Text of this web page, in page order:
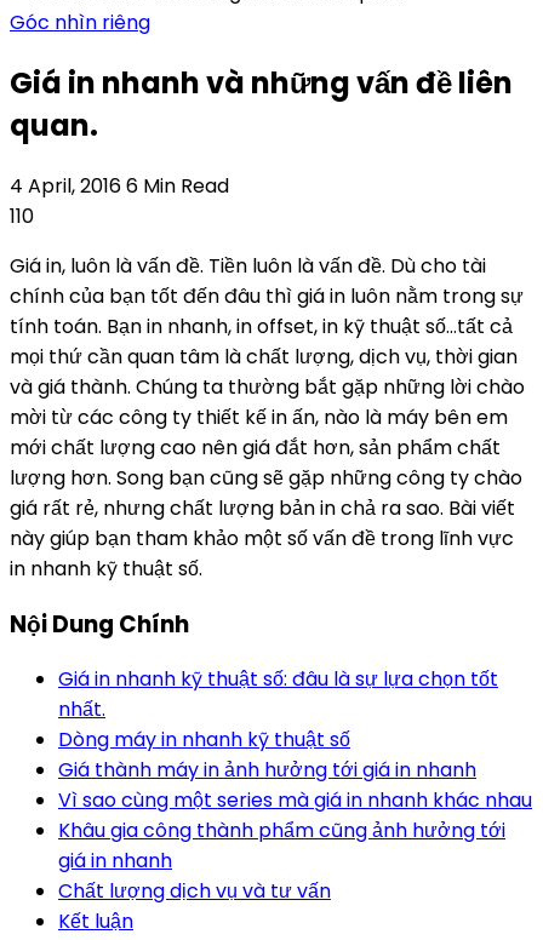
Góc nhìn riêng
Giá in nhanh và những vấn đề liên
quan.
4 April, 20166 Min Read
110
Giá in, luôn là vấn đề. Tiền luôn là vấn đề. Dù cho tài
chính của bạn tốt đến đâu thì giá in luôn nằm trong sự
tính toán. Bạn in nhanh, in offset, in kỹ thuật số…tất cả
mọi thứ cần quan tâm là chất lượng, dịch vụ, thời gian
và giá thành. Chúng ta thường bắt gặp những lời chào
mời từ các công ty thiết kế in ấn, nào là máy bên em
mới chất lượng cao nên giá đắt hơn, sản phẩm chất
lượng hơn. Song bạn cũng sẽ gặp những công ty chào
giá rất rẻ, nhưng chất lượng bản in chả ra sao. Bài viết
này giúp bạn tham khảo một số vấn đề trong lĩnh vực
in nhanh kỹ thuật số.
Nội Dung Chính
Giá in nhanh kỹ thuật số: đâu là sự lựa chọn tốt
nhất.
Dòng máy in nhanh kỹ thuật số
Giá thành máy in ảnh hưởng tới giá in nhanh
Vì sao cùng một series mà giá in nhanh khác nhau
Khâu gia công thành phẩm cũng ảnh hưởng tới
giá in nhanh
Chất lượng dịch vụ và tư vấn
Kết luận